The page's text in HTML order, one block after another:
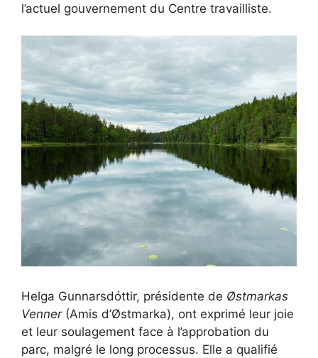
l’actuel gouvernement du Centre travailliste.
Helga Gunnarsdóttir, présidente de Østmarkas
Venner(Amis d’Østmarka), ont exprimé leur joie
et leur soulagement face à l’approbation du
parc, malgré le long processus. Elle a qualifié